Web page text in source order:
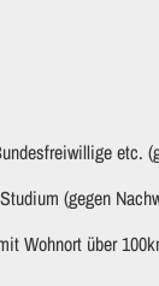
etc.
(gegen
Wohnort über